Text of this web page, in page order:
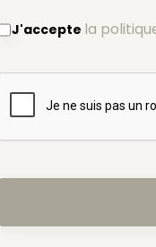
J'accepte la